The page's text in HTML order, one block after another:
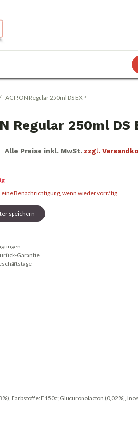
ACT!ON Regular 250ml DS EXP
Regular 250ml DS
Alle Preise inkl. MwSt. zzgl.
eine Benachrichtigung, wenn wieder vorrätig
speichern
Garantie
Farbstoffe: E150c; Glucuronolacton (0,02%),